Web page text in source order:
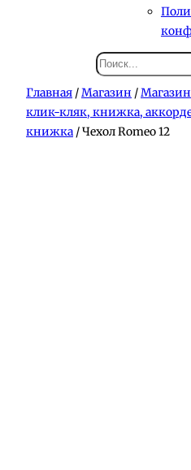
Поиск
Главная /Магазин /Магазин
клик-кляк, книжка,
книжка / Чехол Romeo 12